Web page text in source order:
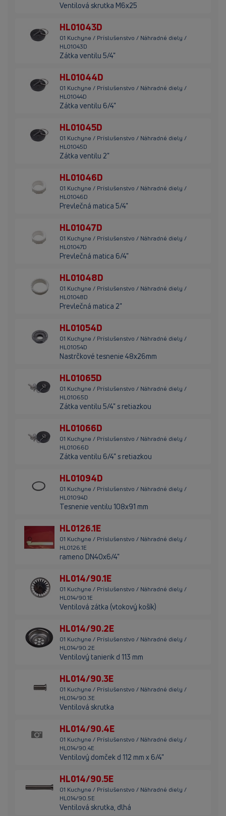
Ventilová skrutka M6x25
HL01043D
01 Kuchyne / Príslušenstvo / Náhradné diely /
HL01043D
Zátka ventilu 5/4"
HL01044D
01 Kuchyne / Príslušenstvo / Náhradné diely /
HL01044D
Zátka ventilu 6/4"
HL01045D
01 Kuchyne / Príslušenstvo / Náhradné diely /
HL01045D
Zátka ventilu 2"
HL01046D
01 Kuchyne / Príslušenstvo / Náhradné diely /
HL01046D
Prevlečná matica 5/4"
HL01047D
01 Kuchyne / Príslušenstvo / Náhradné diely /
HL01047D
Prevlečná matica 6/4"
HL01048D
01 Kuchyne / Príslušenstvo / Náhradné diely /
HL01048D
Prevlečná matica 2"
HL01054D
01 Kuchyne / Príslušenstvo / Náhradné diely /
HL01054D
Nastrčkové tesnenie 48x26mm
HL01065D
01 Kuchyne / Príslušenstvo / Náhradné diely /
HL01065D
Zátka ventilu 5/4" s retiazkou
HL01066D
01 Kuchyne / Príslušenstvo / Náhradné diely /
HL01066D
Zátka ventilu 6/4" s retiazkou
HL01094D
01 Kuchyne / Príslušenstvo / Náhradné diely /
HL01094D
Tesnenie ventilu 108x91 mm
HL0126.1E
01 Kuchyne / Príslušenstvo / Náhradné diely /
HL0126.1E
rameno DN40x6/4"
HL014/90.1E
01 Kuchyne / Príslušenstvo / Náhradné diely /
HL014/90.1E
Ventilová zátka (vtokový košík)
HL014/90.2E
01 Kuchyne / Príslušenstvo / Náhradné diely /
HL014/90.2E
Ventilový tanierik d 113 mm
HL014/90.3E
01 Kuchyne / Príslušenstvo / Náhradné diely /
HL014/90.3E
Ventilová skrutka
HL014/90.4E
01 Kuchyne / Príslušenstvo / Náhradné diely /
HL014/90.4E
Ventilový domček d 112 mm x 6/4"
HL014/90.5E
01 Kuchyne / Príslušenstvo / Náhradné diely /
HL014/90.5E
Ventilová skrutka, dlhá